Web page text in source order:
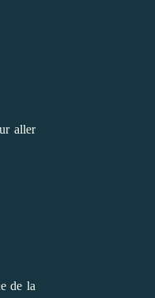
aller
de la